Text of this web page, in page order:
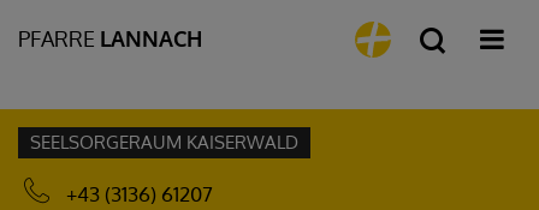
PFARRE LANNACH
SEELSORGERAUM KAISERWALD
+43 (3136) 61207